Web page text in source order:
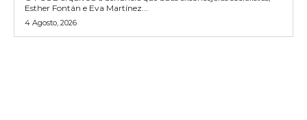
Esther Fontán e Eva Martínez...
4 Agosto, 2026